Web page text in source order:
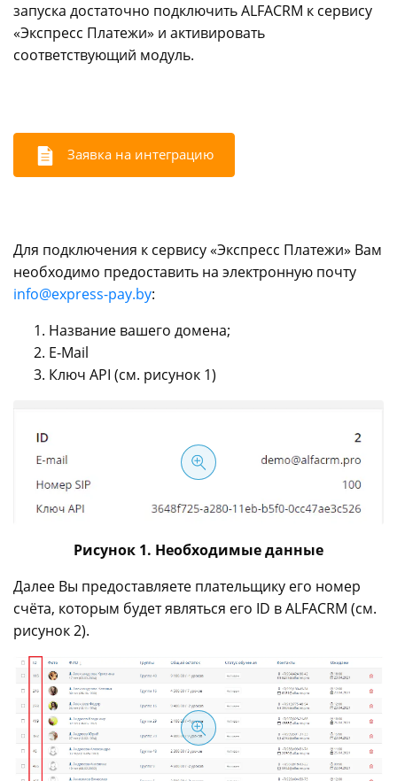
запуска достаточно подключить ALFACRM к сервису
«Экспресс Платежи» и активировать
соответствующий модуль.
Заявка на интеграцию
Для подключения к сервису «Экспресс Платежи» Вам
необходимо предоставить на электронную почту
info@express-pay.by:
Название вашего домена;
E-Mail
Ключ API (см. рисунок 1)
Рисунок 1. Необходимые данные
Далее Вы предоставляете плательщику его номер
счёта, которым будет являться его ID в ALFACRM (см.
рисунок 2).